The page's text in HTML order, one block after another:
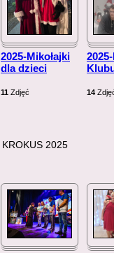
2025-Mikołajki
dla dzieci
11 Zdjęć 14
KROKUS 2025